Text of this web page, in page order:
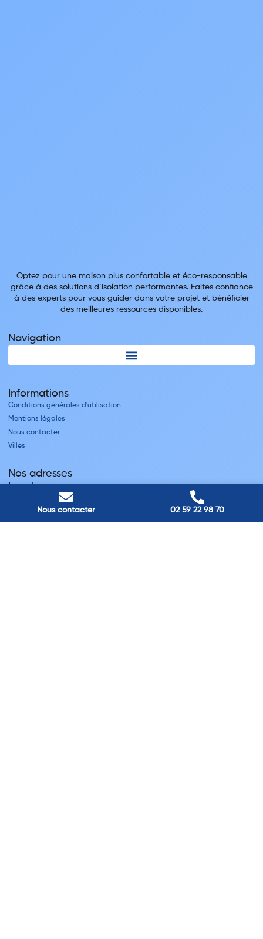
Nous contacter 02 59 22 98 70
Optez pour une maison plus confortable et éco-responsable
grâce à des solutions d’isolation performantes. Faites confiance
à des experts pour vous guider dans votre projet et bénéficier
des meilleures ressources disponibles.
Navigation
Informations
Conditions générales d'utilisation
Mentions légales
Nous contacter
Villes
Nos adresses
Louviers
45 avenue Winston Churchill, Louviers, France
Pont-Audemer
9 Rue du Président Georges Pompidou, Pont-Audemer, France